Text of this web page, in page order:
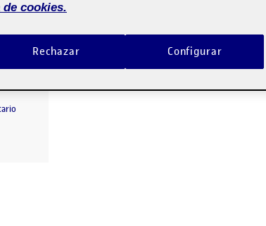
cookies.
Rechazar Configurar